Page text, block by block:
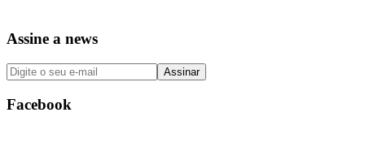
Assine a news
Facebook